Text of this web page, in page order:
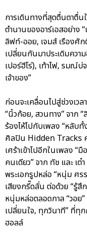
การเดินทางที่สุดตื่นตาตื่
ตำนานของอาร์เอสอย่าง
ลิฟท์-ออย, เจมส์ เรืองศั
เปลี่ยนกันมาประเดิมคว
เปอร์ฮีโร่), เท้าไฟ, รมณ์
เจ้าของ”
ก่อนจะเคลื่อนไปสู่ช่วงเ
“นิ้วก้อย, สวนทาง” จาก
ร้องไห้ไปกับเพลง “หลับ
ศิลปิน Hidden Tracks
เศร้าเข้าไปอีกในเพลง “
คนเดียว” จาก ทัช และ เต๋
พระเอกรูปหล่อ “หนุ่ม ศ
เสียงกรี๊ดลั่น ต่อด้วย “รู้สึ
หนุ่มหล่อตลอดกาล “วอย”
เปลี่ยนใจ, ทุกวินาที” ที่ทุ
ฮอลล์